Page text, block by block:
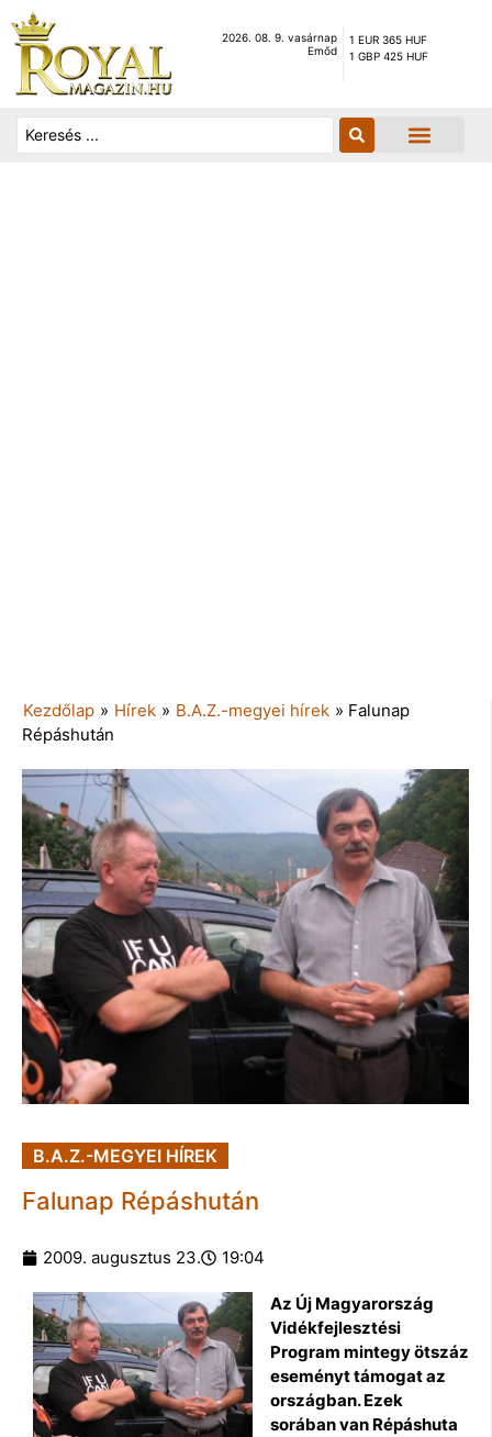
2026. 08. 9. vasárnap
Emőd
1 EUR 365 HUF
1 GBP 425 HUF
Kezdőlap » Hírek » B.A.Z.-megyei hírek » Falunap
Répáshután
B.A.Z.-MEGYEI HÍREK
Falunap Répáshután
2009. augusztus 23. 19:04
Az Új Magyarország
Vidékfejlesztési
Program mintegy ötszáz
eseményt támogat az
országban. Ezek
sorában van Répáshuta